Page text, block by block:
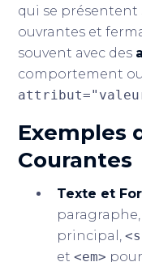
qui se présentent
ouvrantes et
souvent avec des
comportement
Exemples
Courantes
Texte et
principal,
et<em>